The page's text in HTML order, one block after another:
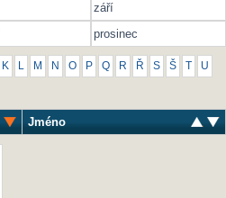
září
prosinec
K L M N O P Q R Ř S Š U
Jméno